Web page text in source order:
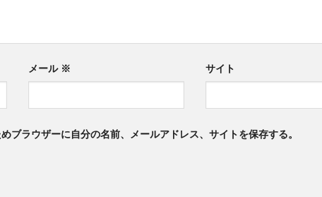
メール ※ サイト
ブラウザーに自分の名前、メールアドレス、サイトを保存する。